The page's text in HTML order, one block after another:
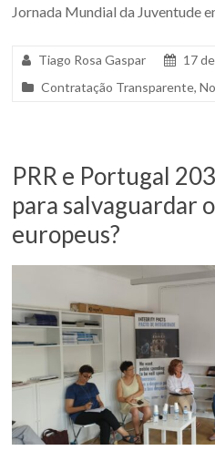
Jornada Mundial da Juventude
Tiago Rosa Gaspar
17
Contratação Transparente,
PRR e Portugal
para salvaguardar
europeus?